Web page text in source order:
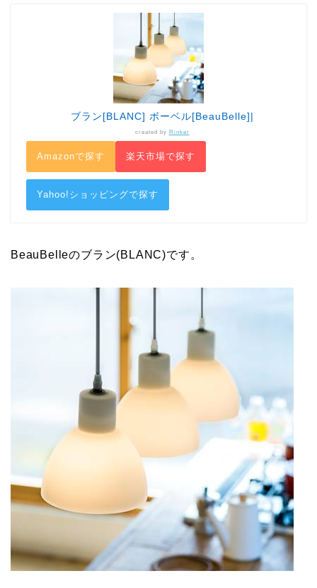
ブラン[BLANC] ボーベル[BeauBelle]|
created by Rinker
Amazonで探す 楽天市場で探す
Yahoo!ショッピングで探す
BeauBelleのブラン(BLANC)です。